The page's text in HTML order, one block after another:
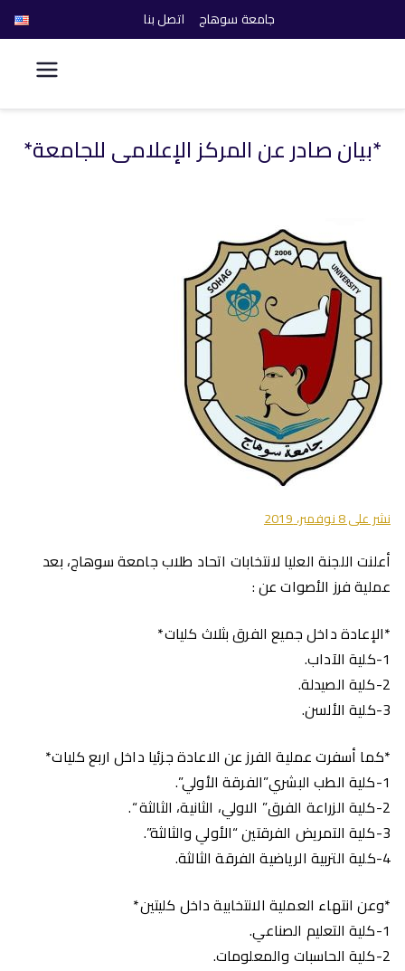
تخطى
جامعة سوهاج اتصل بنا
كلية الحاسبات والذكاء
الاصطناعي
*بيان صادر عن المركز الإعلامي للجامعة*
نشر على8 نوفمبر، 2019
أعلنت اللجنة العليا لانتخابات اتحاد طلاب جامعة سوهاج، بعد
عملية فرز الأصوات عن :
*الإعادة داخل جميع الفرق بثلاث كليات*
1-كلية الآداب.
2-كلية الصيدلة.
3-كلية الألسن.
*كما أسفرت عملية الفرز عن الاعادة جزئيا داخل اربع كليات*
1-كلية الطب البشري”الفرقة الأولي”.
2-كلية الزراعة الفرق” الاولي، الثانية، الثالثة “.
3-كلية التمريض الفرقتين “الأولي والثالثة”.
4-كلية التربية الرياضية الفرقة الثالثة.
*وعن انتهاء العملية الانتخابية داخل كليتين*
1-كلية التعليم الصناعي.
2-كلية الحاسبات والمعلومات.